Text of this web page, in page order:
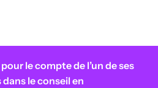
le compte de l’un de ses
le conseil en